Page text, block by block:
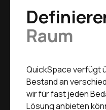
Raum
QuickSpace verfügt
Bestand an
wir für fast jeden
Lösung anbieten